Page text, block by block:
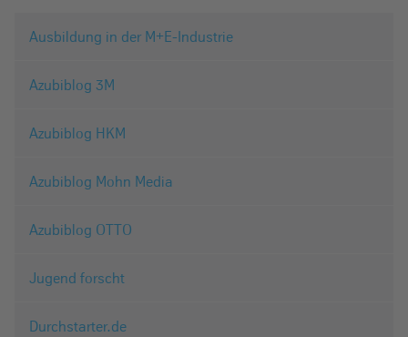
Ausbildung in der M+E-Industrie
Azubiblog 3M
Azubiblog HKM
Azubiblog Mohn Media
Azubiblog OTTO
Jugend forscht
Durchstarter.de